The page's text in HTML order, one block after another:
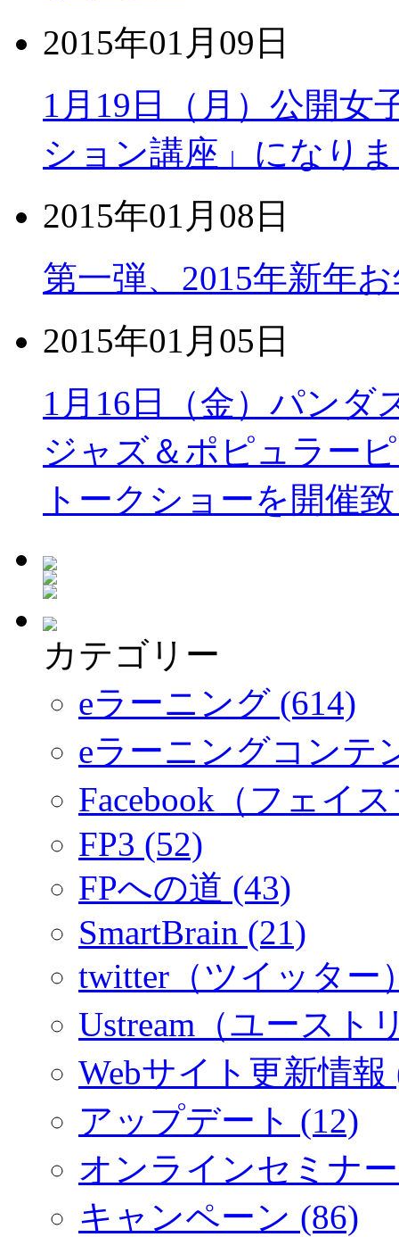
2015年01月09日
1月19日（月）公開女
ション講座」になり
2015年01月08日
第一弾、2015年新年
2015年01月05日
1月16日（金）パンダ
ジャズ＆ポピュラー
トークショーを開催
カテゴリー
eラーニング (614)
eラーニングコンテ
Facebook（フェイ
FP3 (52)
FPへの道 (43)
SmartBrain (21)
twitter（ツイッター
Ustream（ユースト
Webサイト更新情報
アップデート (12)
オンラインセミナ
キャンペーン (86)